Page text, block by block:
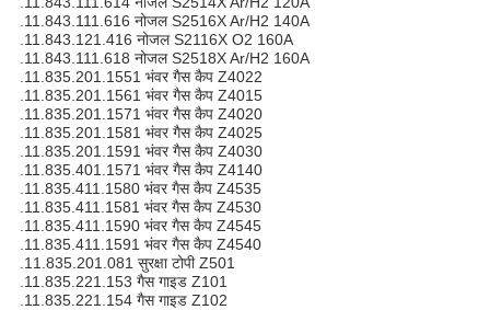
.11.843.111.616 नोजल S2516X Ar/H2 140A
.11.843.121.416 नोजल S2116X O2 160A
.11.843.111.618 नोजल S2518X Ar/H2 160A
.11.835.201.1551 भंवर गैस कैप Z4022
.11.835.201.1561 भंवर गैस कैप Z4015
.11.835.201.1571 भंवर गैस कैप Z4020
.11.835.201.1581 भंवर गैस कैप Z4025
.11.835.201.1591 भंवर गैस कैप Z4030
.11.835.401.1571 भंवर गैस कैप Z4140
.11.835.411.1580 भंवर गैस कैप Z4535
.11.835.411.1581 भंवर गैस कैप Z4530
.11.835.411.1590 भंवर गैस कैप Z4545
.11.835.411.1591 भंवर गैस कैप Z4540
.11.835.201.081 सुरक्षा टोपी Z501
.11.835.221.153 गैस गाइड Z101
.11.835.221.154 गैस गाइड Z102